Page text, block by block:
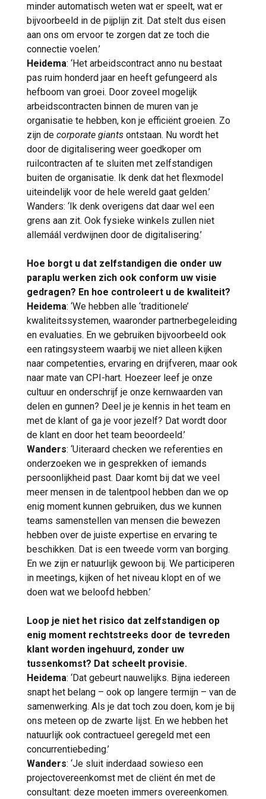
minder automatisch weten wat er speelt, wat er
bijvoorbeeld in de pijplijn zit. Dat stelt dus eisen
aan ons om ervoor te zorgen dat ze toch die
connectie voelen.’
Heidema: ‘Het arbeidscontract anno nu bestaat
pas ruim honderd jaar en heeft gefungeerd als
hefboom van groei. Door zoveel mogelijk
arbeidscontracten binnen de muren van je
organisatie te hebben, kon je efficiënt groeien. Zo
zijn de corporate giants ontstaan. Nu wordt het
door de digitalisering weer goedkoper om
ruilcontracten af te sluiten met zelfstandigen
buiten de organisatie. Ik denk dat het flexmodel
uiteindelijk voor de hele wereld gaat gelden.’
Wanders: ‘Ik denk overigens dat daar wel een
grens aan zit. Ook fysieke winkels zullen niet
allemáál verdwijnen door de digitalisering.’
Hoe borgt u dat zelfstandigen die onder uw
paraplu werken zich ook conform uw visie
gedragen? En hoe controleert u de kwaliteit?
Heidema: ‘We hebben alle ‘traditionele’
kwaliteitssystemen, waaronder partnerbegeleiding
en evaluaties. En we gebruiken bijvoorbeeld ook
een ratingsysteem waarbij we niet alleen kijken
naar competenties, ervaring en drijfveren, maar ook
naar mate van CPI-hart. Hoezeer leef je onze
cultuur en onderschrijf je onze kernwaarden van
delen en gunnen? Deel je je kennis in het team en
met de klant of ga je voor jezelf? Dat wordt door
de klant en door het team beoordeeld.’
Wanders: ‘Uiteraard checken we referenties en
onderzoeken we in gesprekken of iemands
persoonlijkheid past. Daar komt bij dat we veel
meer mensen in de talentpool hebben dan we op
enig moment kunnen gebruiken, dus we kunnen
teams samenstellen van mensen die bewezen
hebben over de juiste expertise en ervaring te
beschikken. Dat is een tweede vorm van borging.
En we zijn er natuurlijk gewoon bij. We participeren
in meetings, kijken of het niveau klopt en of we
doen wat we beloofd hebben.’
Loop je niet het risico dat zelfstandigen op
enig moment rechtstreeks door de tevreden
klant worden ingehuurd, zonder uw
tussenkomst? Dat scheelt provisie.
Heidema: ‘Dat gebeurt nauwelijks. Bijna iedereen
snapt het belang – ook op langere termijn – van de
samenwerking. Als je dat toch zou doen, kom je bij
ons meteen op de zwarte lijst. En we hebben het
natuurlijk ook contractueel geregeld met een
concurrentiebeding.’
Wanders: ‘Je sluit inderdaad sowieso een
projectovereenkomst met de cliënt én met de
consultant: deze moeten immers overeenkomen.